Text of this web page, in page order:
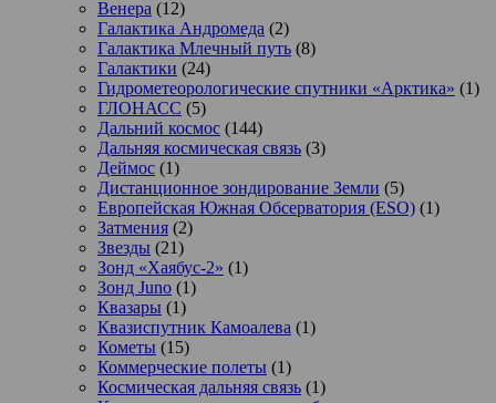
Венера (12)
Галактика Андромеда (2)
Галактика Млечный путь (8)
Галактики (24)
Гидрометеорологические спутники «Арктика» (1)
ГЛОНАСС (5)
Дальний космос (144)
Дальняя космическая связь (3)
Деймос (1)
Дистанционное зондирование Земли (5)
Европейская Южная Обсерватория (ESO) (1)
Затмения (2)
Звезды (21)
Зонд «Хаябус-2» (1)
Зонд Juno (1)
Квазары (1)
Квазиспутник Камоалева (1)
Кометы (15)
Коммерческие полеты (1)
Космическая дальняя связь (1)